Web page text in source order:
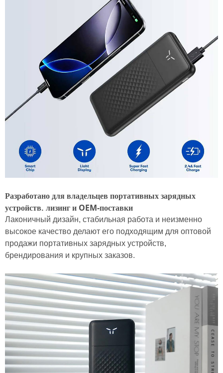
Разработано для владельцев портативных зарядных
устройств. лизинг и OEM-поставки
Лаконичный дизайн, стабильная работа и неизменно
высокое качество делают его подходящим для оптовой
продажи портативных зарядных устройств,
брендирования и крупных заказов.